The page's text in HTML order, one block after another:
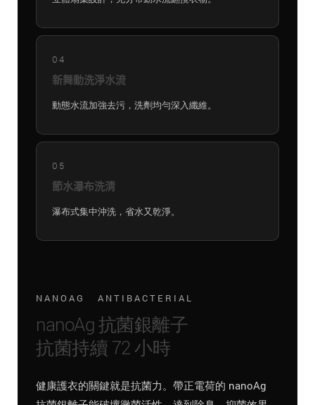
04
新舞動洗淨水流
動態水流加強去污，洗劑均勻深入纖維。
05
節水瀑布洗清
瀑布式集中沖洗，省水又乾淨。
NANOAG ANTIBACTERIAL
nanoAg 抗菌銀離子
抗菌持續 72 小時
健康護衣的關鍵就是抗菌力。帶正電荷的 nanoAg